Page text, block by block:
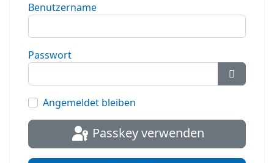
Benutzername
Passwort
Angemeldet bleiben
Passkey verwenden